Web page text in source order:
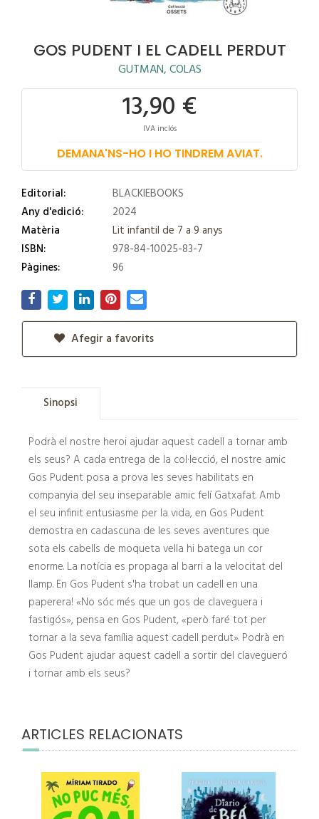
GOS PUDENT I EL CADELL PERDUT
GUTMAN, COLAS
13,90 €
IVA inclós
DEMANA'NS-HO I HO TINDREM AVIAT.
Editorial:
BLACKIEBOOKS
Any d'edició:
2024
Matèria
Lit infantil de 7 a 9 anys
ISBN:
978-84-10025-83-7
Pàgines:
96
Afegir a favorits
Sinopsi
Podrà el nostre heroi ajudar aquest cadell a tornar amb
els seus? A cada entrega de la col·lecció, el nostre amic
Gos Pudent posa a prova les seves habilitats en
companyia del seu inseparable amic felí Gatxafat. Amb
el seu infinit entusiasme per la vida, en Gos Pudent
demostra en cadascuna de les seves aventures que
sota els cabells de moqueta vella hi batega un cor
enorme. La notícia es propaga al barri a la velocitat del
llamp. En Gos Pudent s'ha trobat un cadell en una
paperera! «No sóc més que un gos de claveguera i
fastigós», pensa en Gos Pudent, «però faré tot per
tornar a la seva família aquest cadell perdut». Podrà en
Gos Pudent ajudar aquest cadell a sortir del clavegueró
i tornar amb els seus?
ARTICLES RELACIONATS